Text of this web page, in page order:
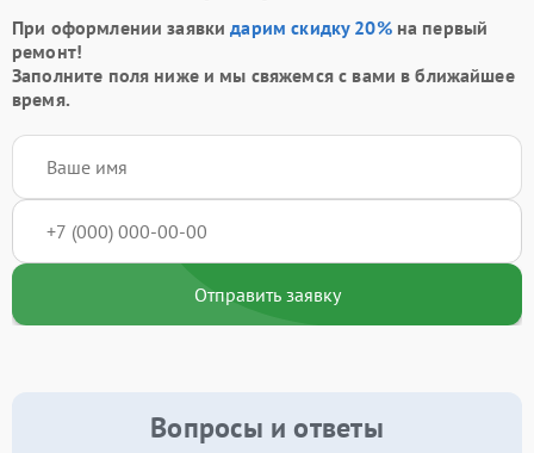
При оформлении заявкидарим скидку 20%на первый
ремонт!
Заполните поля ниже и мы свяжемся с вами в ближайшее
время.
Отправить заявку
Вопросы и ответы